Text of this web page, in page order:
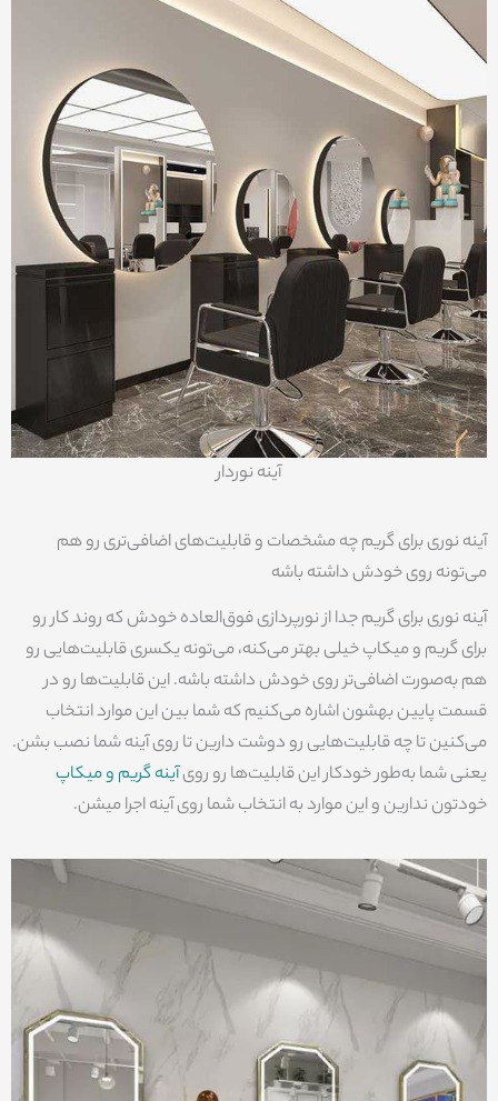
آینه نوردار
آینه نوری برای گریم چه مشخصات و قابلیت‌های اضافی‌تری رو هم
می‌تونه روی خودش داشته باشه
آینه نوری برای گریم جدا از نورپردازی فوق‌العاده‌ خودش که روند کار رو
برای گریم و میکاپ خیلی بهتر می‌کنه، می‌تونه یکسری قابلیت‌هایی رو
هم به‌صورت اضافی‌تر روی خودش داشته باشه. این قابلیت‌ها رو در
قسمت پایین بهشون اشاره می‌کنیم که شما بین این موارد انتخاب
می‌کنین تا چه قابلیت‌هایی رو دوشت دارین تا روی آینه شما نصب بشن.
یعنی شما به‌طور خودکار این قابلیت‌ها رو رویآینه گریم و میکاپ
خودتون ندارین و این موارد به انتخاب شما روی آینه اجرا میشن.